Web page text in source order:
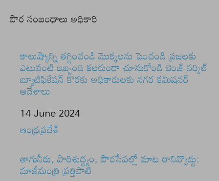
పౌర సంబంధాలు అధికారి
కాలుష్యాన్ని తగ్గించండి మొక్కలను పెంచండి ప్రజలకు
ఎటువంటి ఇబ్బంది కలకుండా చూసుకోండి బెంజ్ సర్కిల్
బ్యూటిఫికేషన్ కొరకు అధికారులకు నగర కమిషనర్
ఆదేశాలు
Date
14 June 2024
In relation to
ఆంధ్రప్రదేశ్
తాగునీరు, పారిశుద్ధ్యం, పౌరసేవల్లో మాట రానివ్వొద్దు:
మాజీమంత్రి ప్రత్తిపాటి